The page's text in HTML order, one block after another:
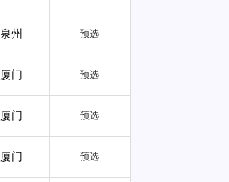
泉州 预选
厦门 预选
厦门 预选
厦门 预选